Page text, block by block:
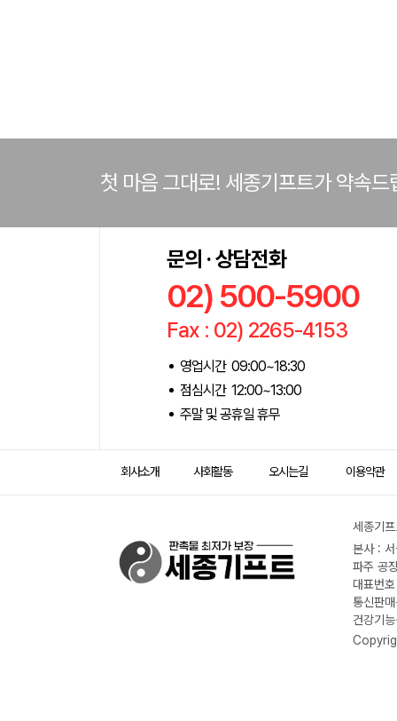
첫 마음 그대로! 세종기프트가 약속드
문의 · 상담전화
02) 500-5900
Fax : 02) 2265-4153
영업시간 09:00~18:30
점심시간 12:00~13:00
주말 및 공휴일 휴무
회사소개 사회활동 오시는길 이용약관
세종기
본사 :
파주 공
대표번
통신판
건강기